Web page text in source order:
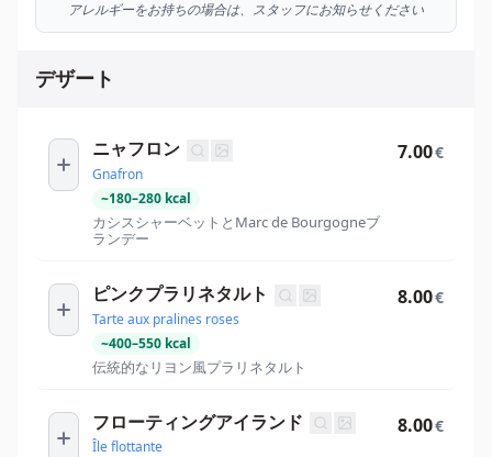
アレルギーをお持ちの場合は、スタッフにお知らせください
デザート
ニャフロン
Gnafron
~180–280 kcal
カシスシャーベットとMarc de Bourgogneブ
ランデー
7.00€
ピンクプラリネタルト
Tarte aux pralines roses
~400–550 kcal
伝統的なリヨン風プラリネタルト
8.00€
フローティングアイランド
Île flottante
8.00€